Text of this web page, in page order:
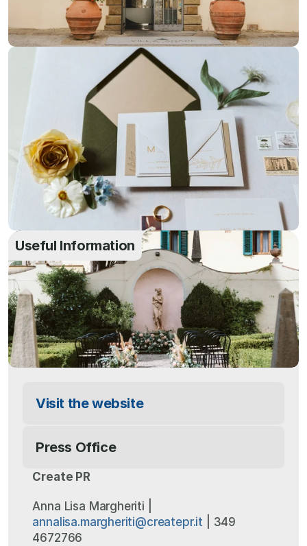
Useful Information
Visit the website
Press Office
Create PR
annalisa.margheriti@createpr.it | 349
4672766